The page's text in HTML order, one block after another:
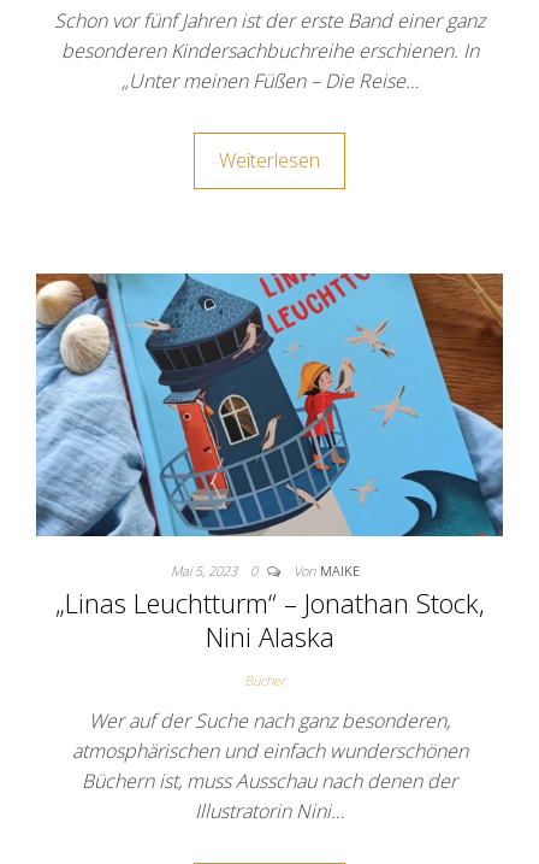
Schon vor fünf Jahren ist der erste Band einer ganz
besonderen Kindersachbuchreihe erschienen. In
„Unter meinen Füßen – Die Reise…
Weiterlesen
Mai 5, 2023 0 Von MAIKE
„Linas Leuchtturm“ – Jonathan Stock,
Nini Alaska
Bücher
Wer auf der Suche nach ganz besonderen,
atmosphärischen und einfach wunderschönen
Büchern ist, muss Ausschau nach denen der
Illustratorin Nini…